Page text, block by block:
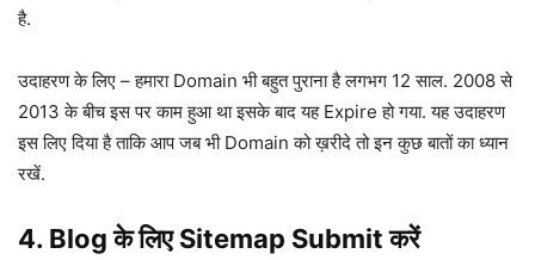
है.
उदाहरण के लिए – हमारा Domain भी बहुत पुराना है लगभग 12 साल. 2008 से
2013 के बीच इस पर काम हुआ था इसके बाद यह Expire हो गया. यह उदाहरण
इस लिए दिया है ताकि आप जब भी Domain को ख़रीदे तो इन कुछ बातों का ध्यान
रखें.
4. Blog के लिए Sitemap Submit करें